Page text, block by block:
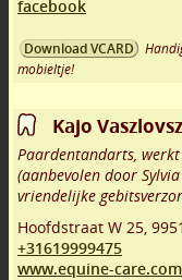
facebook
Download VCARD
mobieltje!
Kajo
Paardentandarts,
(aanbevolen door
vriendelijke
Hoofdstraat W 25
+31619999475
www.equine-care.com